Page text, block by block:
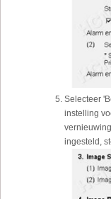
Selecteer
instelling
ingesteld,